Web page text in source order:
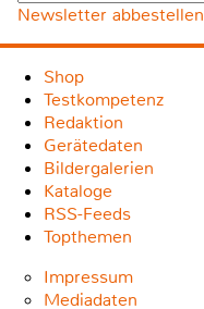
Newsletter abbestellen
Shop
Testkompetenz
Redaktion
Gerätedaten
Bildergalerien
Kataloge
RSS-Feeds
Topthemen
Impressum
Mediadaten